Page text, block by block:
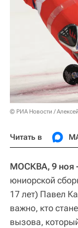
© РИА Новости /
Читать в
МОСКВА, 9 ноя
юниорской
17 лет) Павел
важно, кто
вызова,